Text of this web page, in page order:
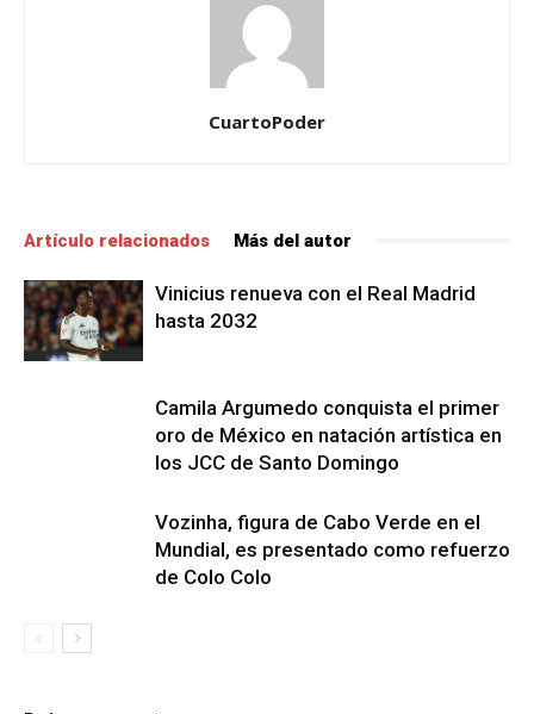
CuartoPoder
Artículo relacionados Más del autor
Vinicius renueva con el Real Madrid
hasta 2032
Camila Argumedo conquista el primer
oro de México en natación artística en
los JCC de Santo Domingo
Vozinha, figura de Cabo Verde en el
Mundial, es presentado como refuerzo
de Colo Colo